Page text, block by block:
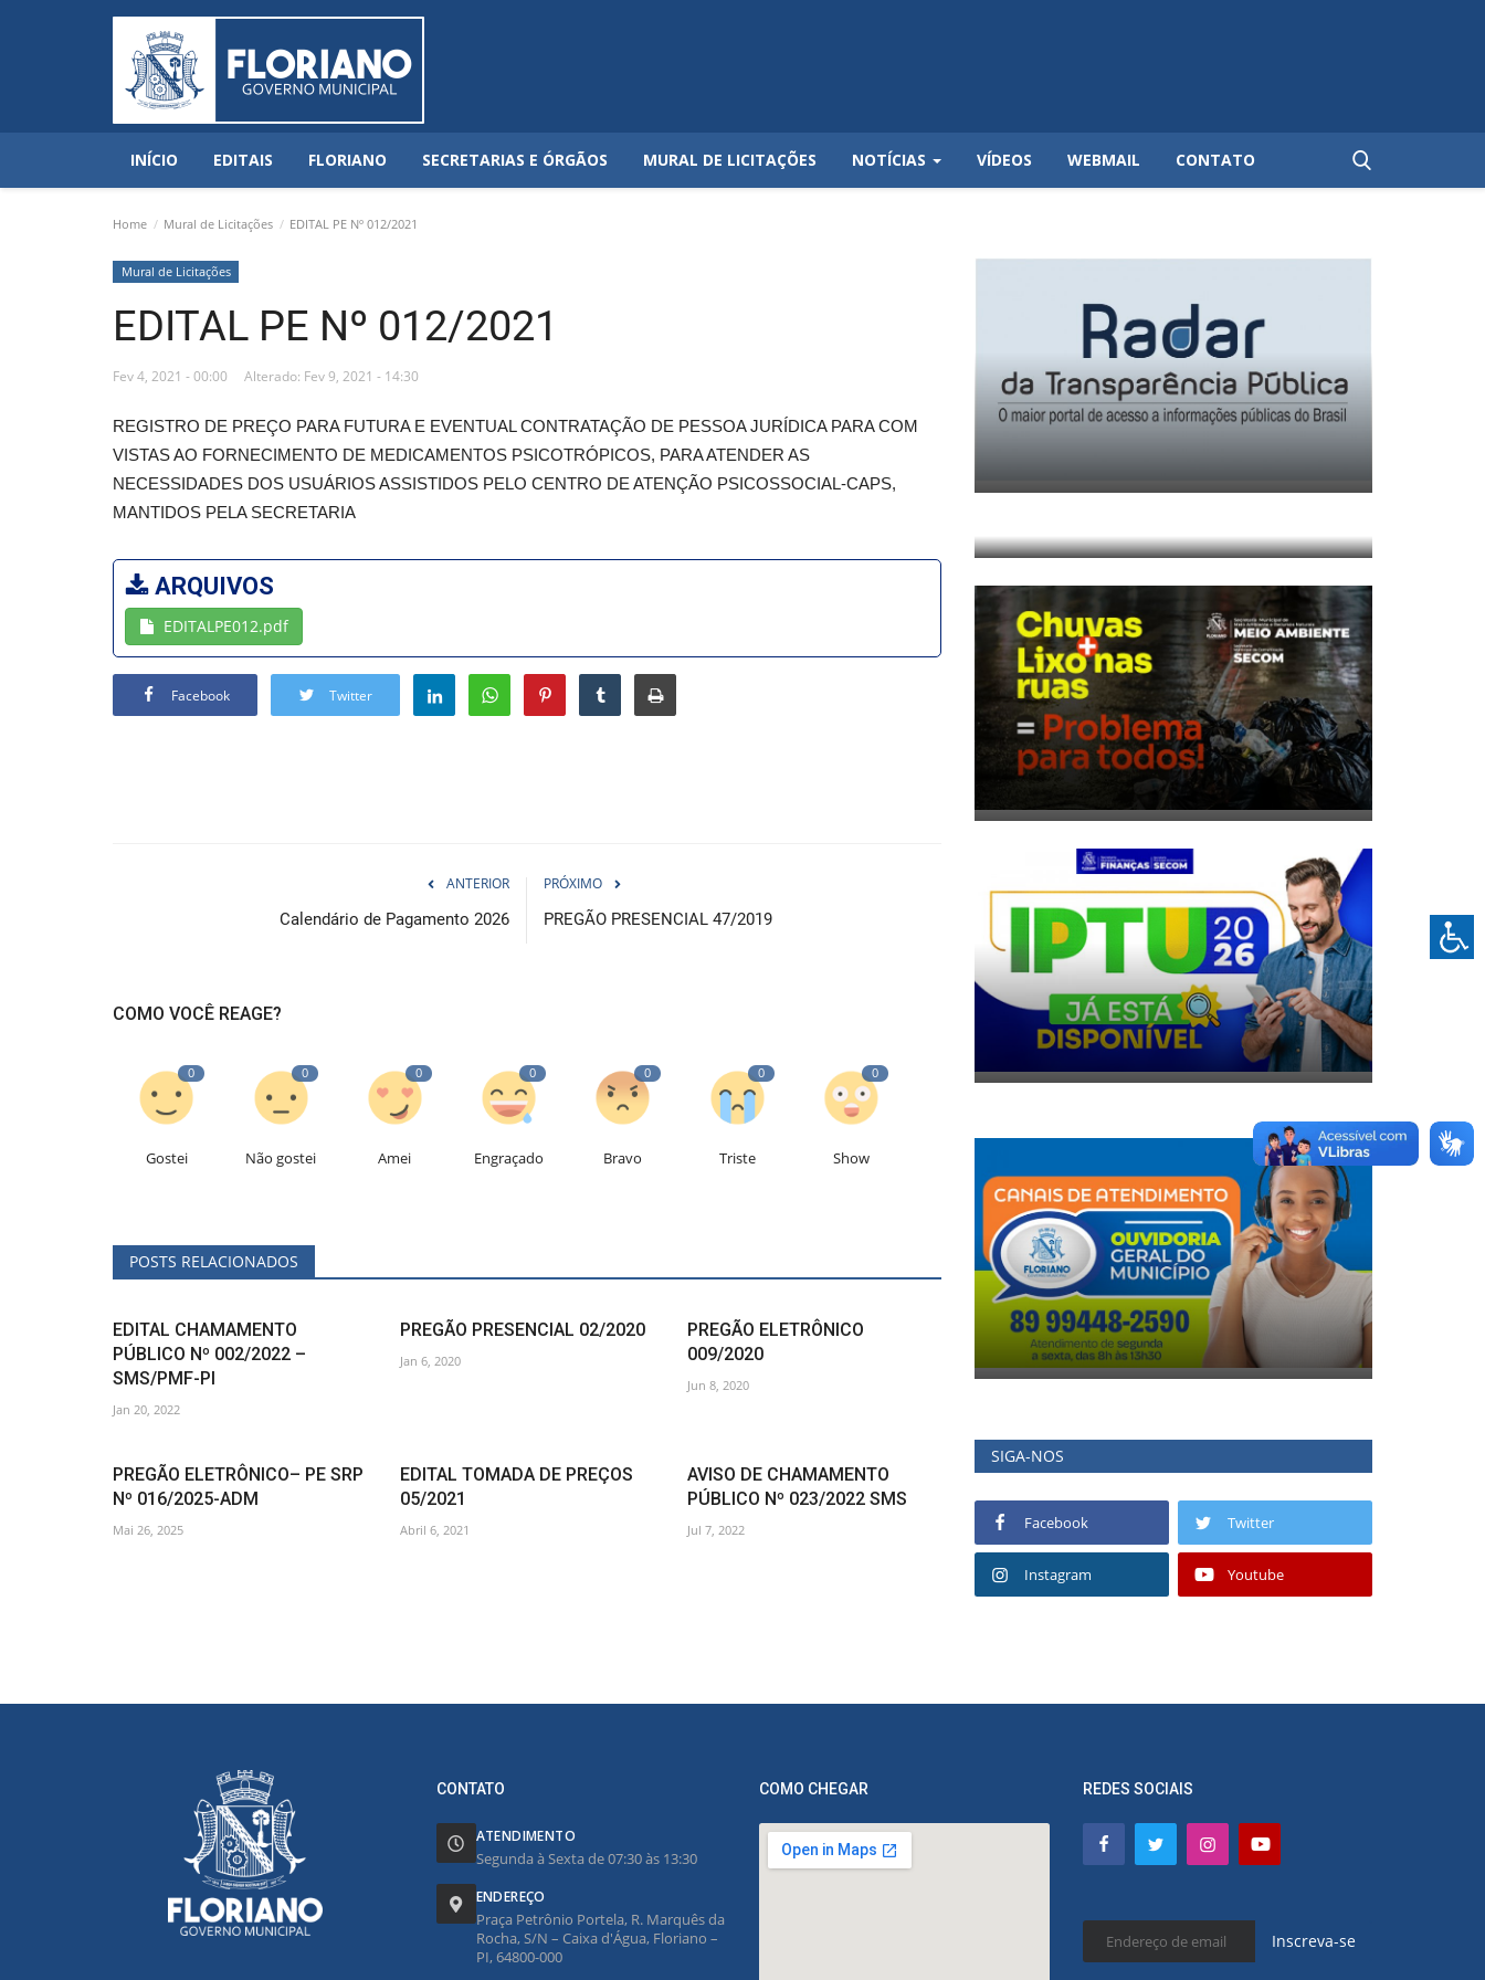
INÍCIO EDITAIS FLORIANO SECRETARIAS E ÓRGÃOS MURAL DE LICITAÇÕES NOTÍCIAS VÍDEOS WEBMAIL CONTATO
Home Mural de Licitações EDITAL PE Nº 012/2021
Mural de Licitações
EDITAL PE Nº 012/2021
Fev 4, 2021 - 00:00 Alterado: Fev 9, 2021 - 14:30
REGISTRO DE PREÇO PARA FUTURA E EVENTUAL CONTRATAÇÃO DE PESSOA JURÍDICA PARA COM
VISTAS AO FORNECIMENTO DE MEDICAMENTOS PSICOTRÓPICOS, PARA ATENDER AS
NECESSIDADES DOS USUÁRIOS ASSISTIDOS PELO CENTRO DE ATENÇÃO PSICOSSOCIAL-CAPS,
MANTIDOS PELA SECRETARIA
ARQUIVOS
EDITALPE012.pdf
Facebook Twitter
ANTERIOR
Calendário de Pagamento 2026
PRÓXIMO
PREGÃO PRESENCIAL 47/2019
COMO VOCÊ REAGE?
0
Gostei
0
Não gostei
0
Amei
0
Engraçado
0
Bravo
0
Triste
0
Show
POSTS RELACIONADOS
EDITAL CHAMAMENTO
PÚBLICO Nº 002/2022 –
SMS/PMF-PI
Jan 20, 2022
PREGÃO PRESENCIAL 02/2020
Jan 6, 2020
PREGÃO ELETRÔNICO
009/2020
Jun 8, 2020
PREGÃO ELETRÔNICO– PE SRP
Nº 016/2025-ADM
Mai 26, 2025
EDITAL TOMADA DE PREÇOS
05/2021
Abril 6, 2021
AVISO DE CHAMAMENTO
PÚBLICO Nº 023/2022 SMS
Jul 7, 2022
SIGA-NOS
Facebook Twitter
Instagram Youtube
CONTATO
ATENDIMENTO
Segunda à Sexta de 07:30 às 13:30
ENDEREÇO
Praça Petrônio Portela, R. Marquês da
Rocha, S/N – Caixa d'Água, Floriano –
PI, 64800-000
COMO CHEGAR REDES SOCIAIS
Inscreva-se